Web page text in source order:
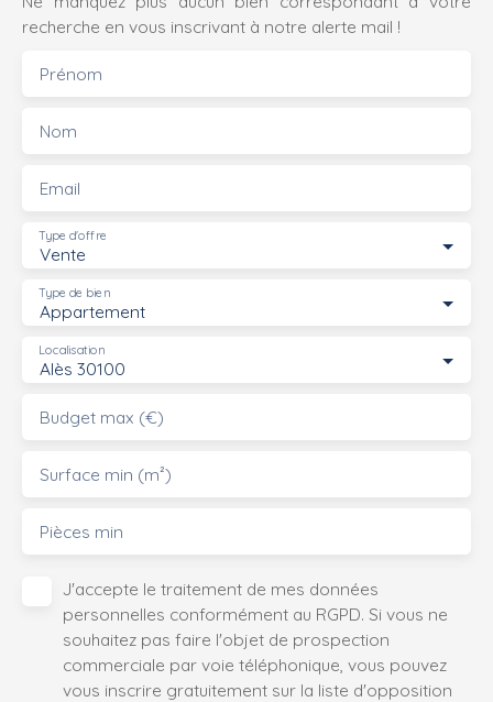
recherche en vous inscrivant à notre alerte mail !
Prénom
Nom
Email
Vente
Type d'offre
Appartement
Type de bien
Alès 30100
Localisation
Budget max (€)
Surface min (m²)
Pièces min
J'accepte le traitement de mes données
personnelles conformément au RGPD. Si vous ne
souhaitez pas faire l'objet de prospection
commerciale par voie téléphonique, vous pouvez
vous inscrire gratuitement sur la liste d'opposition